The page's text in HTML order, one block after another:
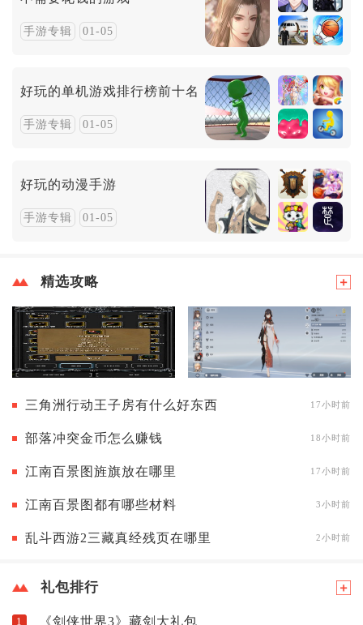
手游专辑 01-05
好玩的单机游戏排行榜前十名
手游专辑 01-05
好玩的动漫手游
手游专辑 01-05
精选攻略
三角洲行动王子房有什么好东西 17小时前
部落冲突金币怎么赚钱 18小时前
江南百景图旌旗放在哪里 17小时前
江南百景图都有哪些材料 3小时前
乱斗西游2三藏真经残页在哪里 2小时前
礼包排行
1 《剑侠世界3》藏剑大礼包